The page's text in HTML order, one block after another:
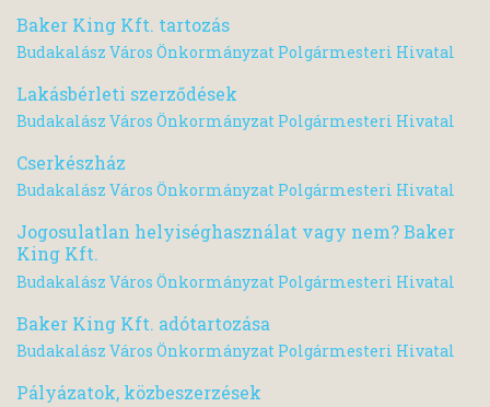
Baker King Kft. tartozás
Budakalász Város Önkormányzat Polgármesteri Hivatal
Lakásbérleti szerződések
Budakalász Város Önkormányzat Polgármesteri Hivatal
Cserkészház
Budakalász Város Önkormányzat Polgármesteri Hivatal
Jogosulatlan helyiséghasználat vagy nem? Baker
King Kft.
Budakalász Város Önkormányzat Polgármesteri Hivatal
Baker King Kft. adótartozása
Budakalász Város Önkormányzat Polgármesteri Hivatal
Pályázatok, közbeszerzések